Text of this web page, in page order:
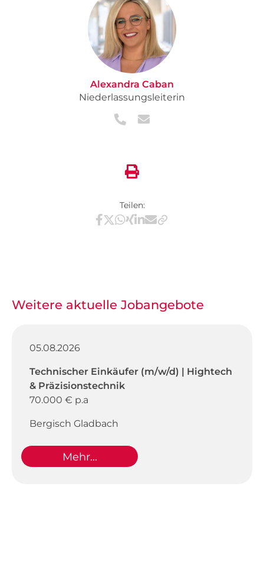
Alexandra Caban
Niederlassungsleiterin
Teilen:
Teilen via Facebook
Teilen via X / Twitter
Teilen via WhatsApp
Teilen via Xing
Teilen via LinkedIn
Teilen via E-Mail
Weitere aktuelle Jobangebote
05.08.2026
Technischer Einkäufer (m/w/d) | Hightech
& Präzisionstechnik
70.000 € p.a
Bergisch Gladbach
Mehr...